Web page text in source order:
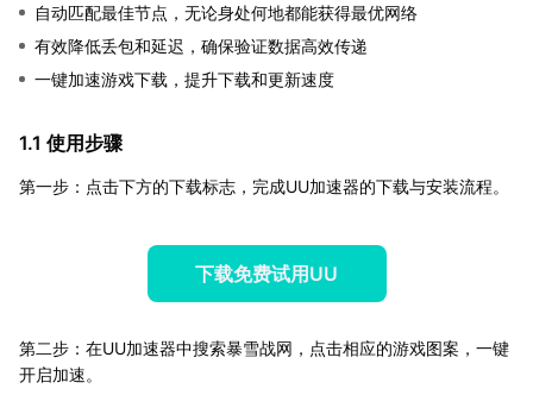
自动匹配最佳节点，无论身处何地都能获得最优网络
有效降低丢包和延迟，确保验证数据高效传递
一键加速游戏下载，提升下载和更新速度
1.1 使用步骤
第一步：点击下方的下载标志，完成UU加速器的下载与安装流程。
下载免费试用UU
第二步：在UU加速器中搜索暴雪战网，点击相应的游戏图案，一键
开启加速。